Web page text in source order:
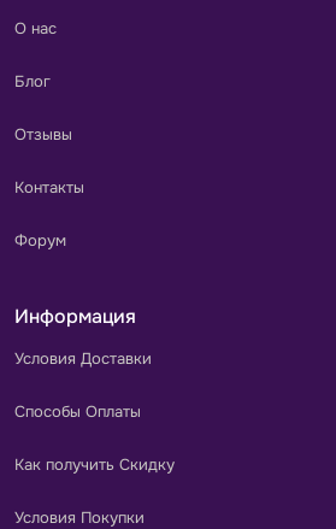
О нас
Блог
Отзывы
Контакты
Форум
Информация
Условия Доставки
Способы Оплаты
Как получить Скидку
Условия Покупки